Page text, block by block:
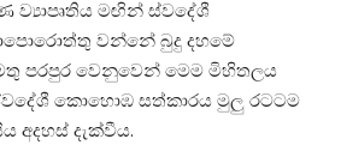
මඟින් ස්වදේශී
වන්නේ බුදු දහමේ
පරපුර වෙනුවෙන් මෙම මිහිතලය
කොහොඹ සත්කාරය මුලු රටටම
අදහස් දැක්වීය.